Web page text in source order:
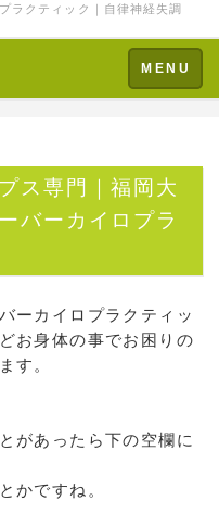
ラクティック｜自律神経失調
Toggle
navigation
MENU
ス専門｜福岡大
バーカイロプラ
ーカイロプラクティッ
お身体の事でお困りの
す。
があったら下の空欄に
とかですね。